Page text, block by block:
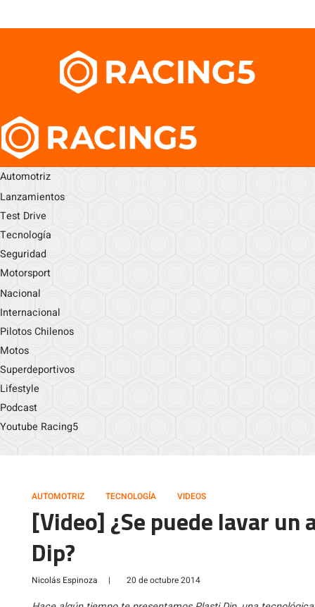
Automotriz
Lanzamientos
Test Drive
Tecnología
Seguridad
Motorsport
Nacional
Internacional
Pilotos Chilenos
Motos
Superdeportivos
Lifestyle
Podcast
Youtube Racing5
AUTOMOTRIZ TECNOLOGÍA VIDEOS
[Video] ¿Se puede lavar
Dip?
Nicolás Espinoza | 20 de octubre 2014